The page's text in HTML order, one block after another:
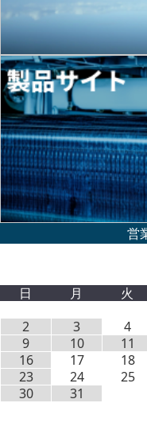
日
月 火
2
3 4
9
10 11
16
17 18
23
24 25
30
31